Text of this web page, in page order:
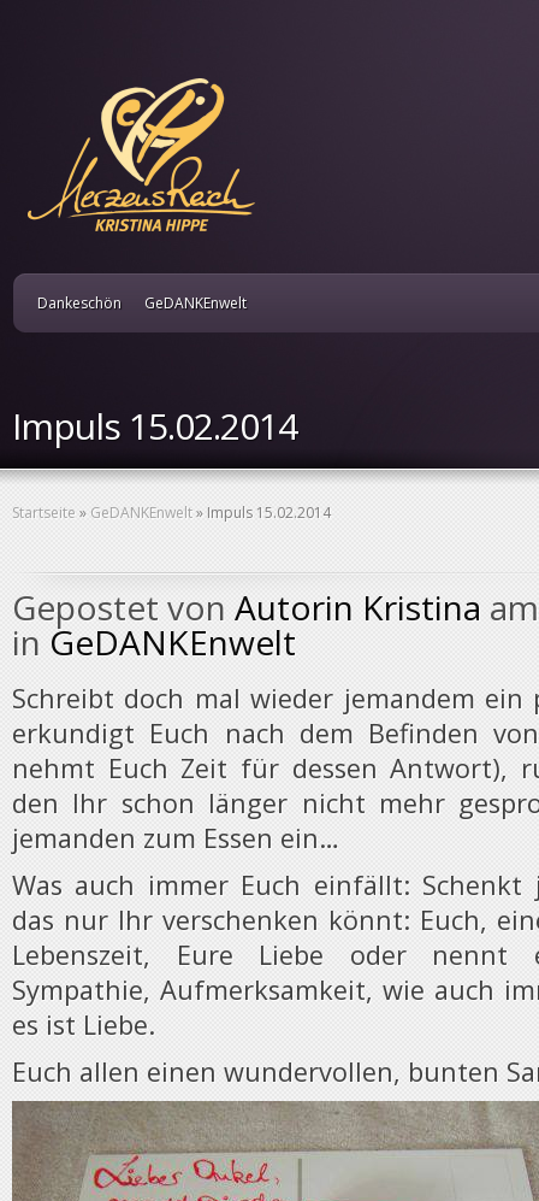
Dankeschön GeDANKEnwelt
Impuls 15.02.2014
Startseite » GeDANKEnwelt» Impuls 15.02.2014
Gepostet von Autorin Kristina
in GeDANKEnwelt
Schreibt doch mal wieder jemandem ein
erkundigt Euch nach dem Befinden
nehmt Euch Zeit für dessen Antwort),
den Ihr schon länger nicht mehr
jemanden zum Essen ein…
Was auch immer Euch einfällt: Schenkt
das nur Ihr verschenken könnt: Euch,
Lebenszeit, Eure Liebe oder nennt
Sympathie, Aufmerksamkeit, wie auch
es ist Liebe.
Euch allen einen wundervollen, bunten